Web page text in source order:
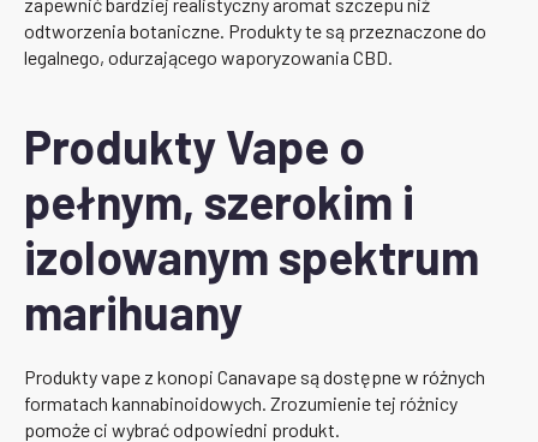
odtworzenia botaniczne. Produkty te są przeznaczone do
legalnego, odurzającego waporyzowania CBD.
Produkty Vape o
pełnym, szerokim i
izolowanym spektrum
marihuany
Produkty vape z konopi Canavape są dostępne w różnych
formatach kannabinoidowych. Zrozumienie tej różnicy
pomoże ci wybrać odpowiedni produkt.